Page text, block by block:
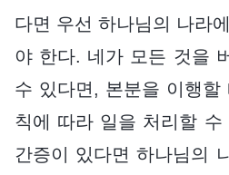
다면 우선 하나님의 나라
야 한다. 네가 모든 것을
수 있다면, 본분을 이행할
칙에 따라 일을 처리할 수
간증이 있다면 하나님의